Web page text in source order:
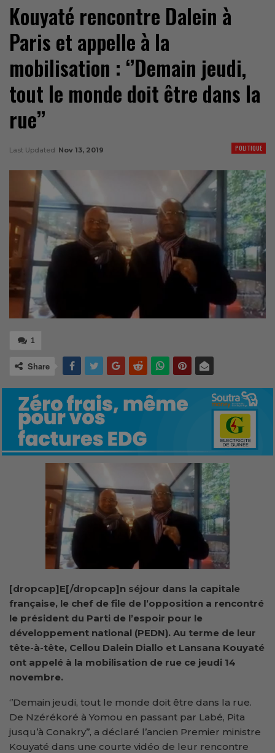
Kouyaté rencontre Dalein à
Paris et appelle à la
mobilisation : ‘’Demain jeudi,
tout le monde doit être dans la
rue’’
POLITIQUE
Last Updated Nov 13, 2019
1
Share
[dropcap]E[/dropcap]n séjour dans la capitale
française, le chef de file de l’opposition a rencontré
le président du Parti de l’espoir pour le
développement national (PEDN). Au terme de leur
tête-à-tête, Cellou Dalein Diallo et Lansana Kouyaté
ont appelé à la mobilisation de rue ce jeudi 14
novembre.
‘’Demain jeudi, tout le monde doit être dans la rue.
De Nzérékoré à Yomou en passant par Labé, Pita
jusqu’à Conakry’’, a déclaré l’ancien Premier ministre
Kouyaté dans une courte vidéo de leur rencontre